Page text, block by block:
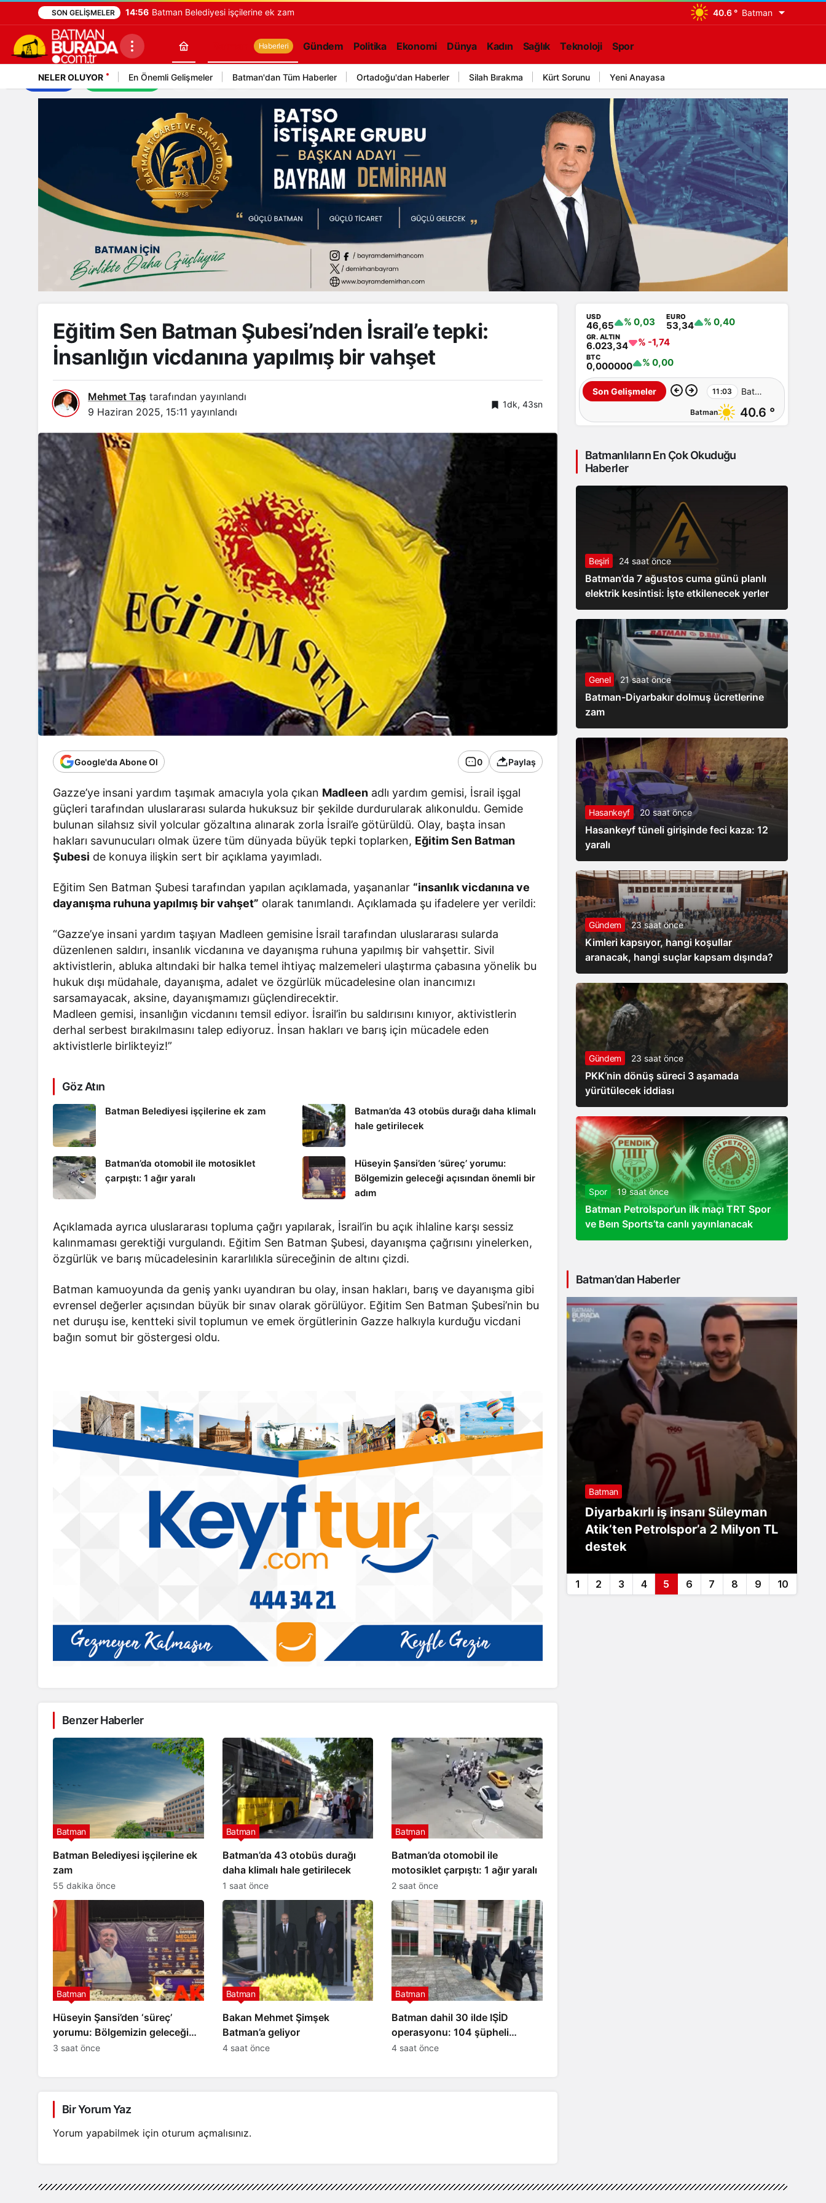
SON GELIŞMELER 14:56 Batman Belediyesi işçilerine ek zam 40.6 ° Batman
Haberleri Gündem Politika Ekonomi Dünya Kadın Sağlık Teknoloji Spor
İş İlanları Mekan Rehberi
NELER OLUYOR En Önemli Gelişmeler Batman'dan Tüm Haberler Ortadoğu'dan Haberler Silah Bırakma Kürt Sorunu Yeni Anayasa
Eğitim Sen Batman Şubesi’nden İsrail’e tepki:
İnsanlığın vicdanına yapılmış bir vahşet
Mehmet Taş tarafından yayınlandı
9 Haziran 2025, 15:11 yayınlandı
1dk, 43sn
Google'da Abone Ol 0 Paylaş
Gazze’ye insani yardım taşımak amacıyla yola çıkan Madleen adlı yardım gemisi, İsrail işgal
güçleri tarafından uluslararası sularda hukuksuz bir şekilde durdurularak alıkonuldu. Gemide
bulunan silahsız sivil yolcular gözaltına alınarak zorla İsrail’e götürüldü. Olay, başta insan
hakları savunucuları olmak üzere tüm dünyada büyük tepki toplarken, Eğitim Sen Batman
Şubesi de konuya ilişkin sert bir açıklama yayımladı.
Eğitim Sen Batman Şubesi tarafından yapılan açıklamada, yaşananlar “insanlık vicdanına ve
dayanışma ruhuna yapılmış bir vahşet” olarak tanımlandı. Açıklamada şu ifadelere yer verildi:
“Gazze’ye insani yardım taşıyan Madleen gemisine İsrail tarafından uluslararası sularda
düzenlenen saldırı, insanlık vicdanına ve dayanışma ruhuna yapılmış bir vahşettir. Sivil
aktivistlerin, abluka altındaki bir halka temel ihtiyaç malzemeleri ulaştırma çabasına yönelik bu
hukuk dışı müdahale, dayanışma, adalet ve özgürlük mücadelesine olan inancımızı
sarsamayacak, aksine, dayanışmamızı güçlendirecektir.
Madleen gemisi, insanlığın vicdanını temsil ediyor. İsrail’in bu saldırısını kınıyor, aktivistlerin
derhal serbest bırakılmasını talep ediyoruz. İnsan hakları ve barış için mücadele eden
aktivistlerle birlikteyiz!”
Göz Atın
Batman Belediyesi işçilerine ek zam
Batman’da 43 otobüs durağı daha klimalı
hale getirilecek
Batman’da otomobil ile motosiklet
çarpıştı: 1 ağır yaralı
Hüseyin Şansi’den ‘süreç’ yorumu:
Bölgemizin geleceği açısından önemli bir
adım
Açıklamada ayrıca uluslararası topluma çağrı yapılarak, İsrail’in bu açık ihlaline karşı sessiz
kalınmaması gerektiği vurgulandı. Eğitim Sen Batman Şubesi, dayanışma çağrısını yinelerken,
özgürlük ve barış mücadelesinin kararlılıkla süreceğinin de altını çizdi.
Batman kamuoyunda da geniş yankı uyandıran bu olay, insan hakları, barış ve dayanışma gibi
evrensel değerler açısından büyük bir sınav olarak görülüyor. Eğitim Sen Batman Şubesi’nin bu
net duruşu ise, kentteki sivil toplumun ve emek örgütlerinin Gazze halkıyla kurduğu vicdani
bağın somut bir göstergesi oldu.
Benzer Haberler
Batman Belediyesi işçilerine ek
zam
Batman
55 dakika önce
Batman’da 43 otobüs durağı
daha klimalı hale getirilecek
Batman
1 saat önce
Batman’da otomobil ile
motosiklet çarpıştı: 1 ağır yaralı
Batman
2 saat önce
Hüseyin Şansi’den ‘süreç’
yorumu: Bölgemizin geleceği
açısından önemli bir adım
Batman
3 saat önce
Bakan Mehmet Şimşek
Batman’a geliyor
Batman
4 saat önce
Batman dahil 30 ilde IŞİD
operasyonu: 104 şüpheli
yakalandı
Batman
4 saat önce
Bir Yorum Yaz
Yorum yapabilmek için oturum açmalısınız.
USD
46,65 % 0,03 EURO
53,34 % 0,40
GR. ALTIN
6.023,34 % -1,74
BTC
0,000000 % 0,00
Son Gelişmeler 11:03 Batman
–
Batman 40.6 °
Batmanlıların En Çok Okuduğu
Haberler
Beşiri 24 saat önce
Batman’da 7 ağustos cuma günü planlı
elektrik kesintisi: İşte etkilenecek yerler
Genel 21 saat önce
Batman-Diyarbakır dolmuş ücretlerine
zam
Hasankeyf 20 saat önce
Hasankeyf tüneli girişinde feci kaza: 12
yaralı
Gündem 23 saat önce
Kimleri kapsıyor, hangi koşullar
aranacak, hangi suçlar kapsam dışında?
Gündem 23 saat önce
PKK’nin dönüş süreci 3 aşamada
yürütülecek iddiası
Spor 19 saat önce
Batman Petrolspor’un ilk maçı TRT Spor
ve Beın Sports’ta canlı yayınlanacak
Batman’dan Haberler
BAT-RAY ve yeni ulaşım projeleri
masaya yatırıldı
Metin Akyel, DEİK Litvanya İş
Konseyi Üyeliğine Seçildi
Batman
Diyarbakırlı iş insanı Süleyman
Atik’ten Petrolspor’a 2 Milyon TL
destek
1 2 3 4 5 6 7 8 9 10